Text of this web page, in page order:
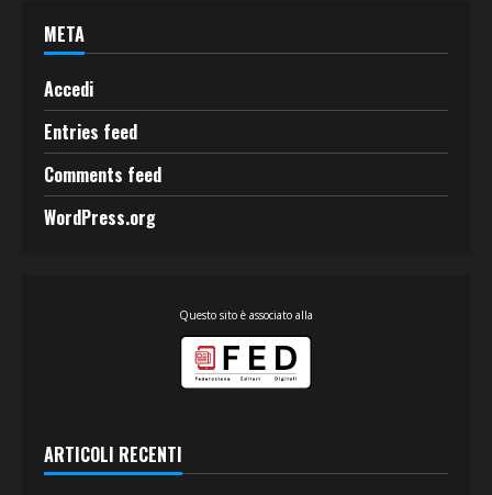
META
Accedi
Entries feed
Comments feed
WordPress.org
Questo sito è associato alla
ARTICOLI RECENTI